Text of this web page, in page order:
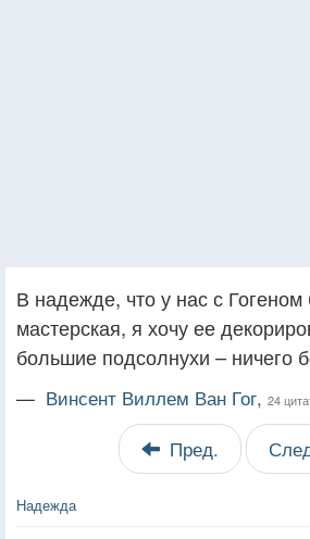
В надежде, что у нас с
мастерская, я хочу ее
большие подсолнухи – ничего
— Винсент Виллем Ван Гог, 24
Пред.
Надежда